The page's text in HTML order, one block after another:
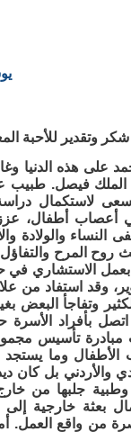
وتقدير للأحبة
على هذه الدنيا
الملك فيصل. طبيب
سعى لاستكمال
أعصاب أطفال، عزز
النساء والولادة
روح المرح
الاستشاري في
وقد استفاد من
وتفاجأ البعض
بأفراد الأسرة
تأسيس
الأطفال وما يستجد
والأردني بل كان
وطبية جلبها من
بعثة خارجية
من واقع العمل.